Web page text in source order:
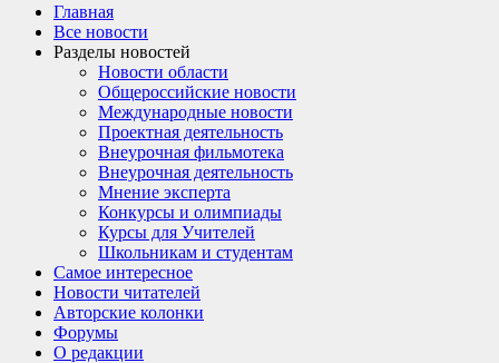
Главная
Все новости
Разделы новостей
Новости области
Общероссийские новости
Международные новости
Проектная деятельность
Внеурочная фильмотека
Внеурочная деятельность
Мнение эксперта
Конкурсы и олимпиады
Курсы для Учителей
Школьникам и студентам
Самое интересное
Новости читателей
Авторские колонки
Форумы
О редакции